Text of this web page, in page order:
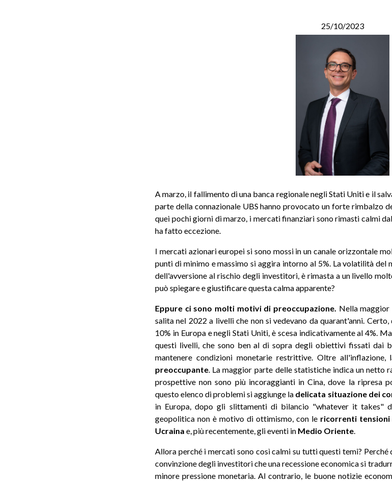
25/10/2023
A marzo, il fallimento di una banca regionale negli Stati Uniti e il
parte della connazionale UBS hanno provocato un forte rimbalzo
quei pochi giorni di marzo, i mercati finanziari sono rimasti calmi
ha fatto eccezione.
I mercati azionari europei si sono mossi in un canale orizzontale
punti di minimo e massimo si aggira intorno al 5%. La volatilità del
dell'avversione al rischio degli investitori, è rimasta a un livello
può spiegare e giustificare questa calma apparente?
Eppure ci sono molti motivi di preoccupazione. Nella
salita nel 2022 a livelli che non si vedevano da quarant'anni.
10% in Europa e negli Stati Uniti, è scesa indicativamente al 4%.
questi livelli, che sono ben al di sopra degli obiettivi fissati dai
mantenere condizioni monetarie restrittive. Oltre all'inflazione,
preoccupante . La maggior parte delle statistiche indica un
prospettive non sono più incoraggianti in Cina, dove la ripresa
questo elenco di problemi si aggiunge la delicata situazione dei
in Europa, dopo gli slittamenti di bilancio "whatever it takes"
geopolitica non è motivo di ottimismo, con le ricorrenti tensioni
Ucraina e, più recentemente, gli eventi in Medio Oriente
Allora perché i mercati sono così calmi su tutti questi temi? Perché
convinzione degli investitori che una recessione economica si
minore pressione monetaria. Al contrario, le buone notizie